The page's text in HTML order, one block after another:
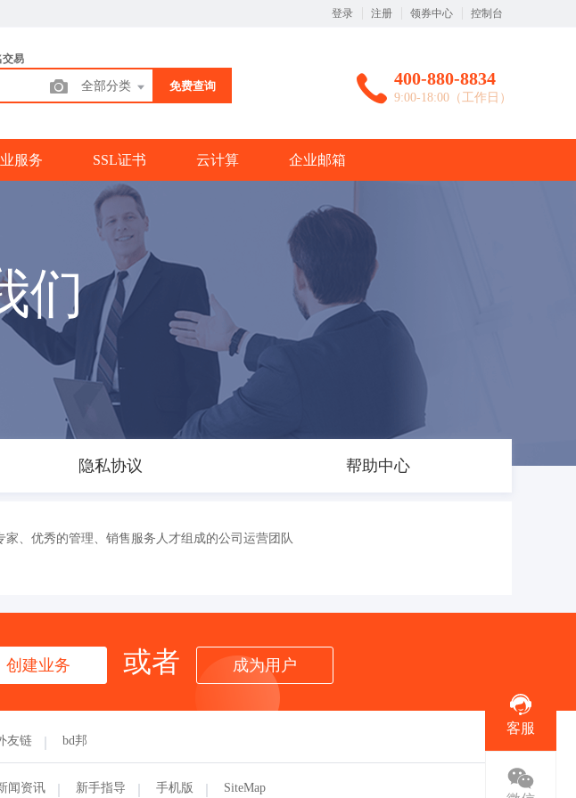
登录 注册 领券中心 控制台
交易
全部分类 免费查询 400-880-8834
9:00-18:00（工作日）
服务 SSL证书 云计算 企业邮箱
们
隐私协议 帮助中心
、优秀的管理、销售服务人才组成的公司运营团队
创建业务 或者 成为用户
友链 bd邦
闻资讯 新手指导 手机版 SiteMap
客服